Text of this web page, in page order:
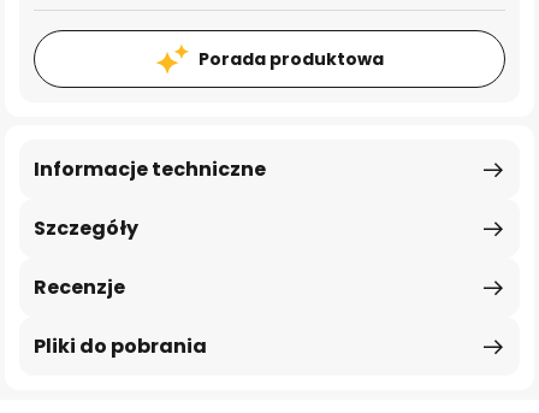
Porada produktowa
Szczegóły
Informacje techniczne
Recenzje
Pliki do pobrania